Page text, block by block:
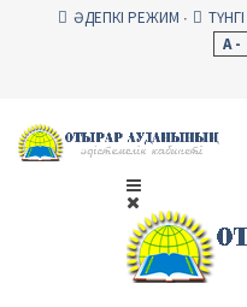
ӘДЕПКІ РЕЖИМ
A -